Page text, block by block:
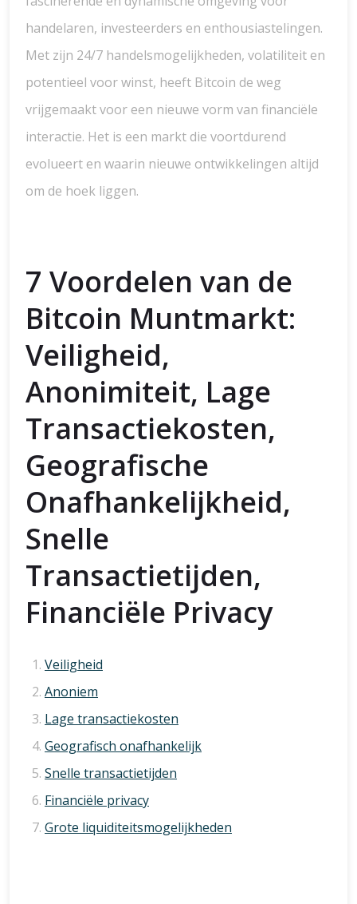
handelaren, investeerders en enthousiastelingen.
Met zijn 24/7 handelsmogelijkheden, volatiliteit en
potentieel voor winst, heeft Bitcoin de weg
vrijgemaakt voor een nieuwe vorm van financiële
interactie. Het is een markt die voortdurend
evolueert en waarin nieuwe ontwikkelingen altijd
om de hoek liggen.
7 Voordelen van de
Bitcoin Muntmarkt:
Veiligheid,
Anonimiteit, Lage
Transactiekosten,
Geografische
Onafhankelijkheid,
Snelle
Transactietijden,
Financiële Privacy
Veiligheid
Anoniem
Lage transactiekosten
Geografisch onafhankelijk
Snelle transactietijden
Financiële privacy
Grote liquiditeitsmogelijkheden